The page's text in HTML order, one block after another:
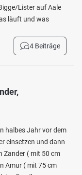
Lister auf Aale
läuft und was
4 Beiträge
halbes Jahr vor dem
einsetzen und dann
Zander ( mit 50 cm
Amur ( mit 75 cm